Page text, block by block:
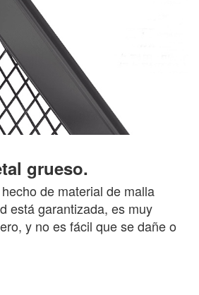
grueso.
de material de malla
está garantizada, es muy
y no es fácil que se dañe o